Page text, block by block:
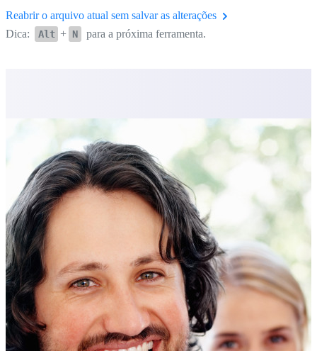
Reabrir o arquivo atual sem salvar as alterações
Dica:
Alt + N para a próxima ferramenta.